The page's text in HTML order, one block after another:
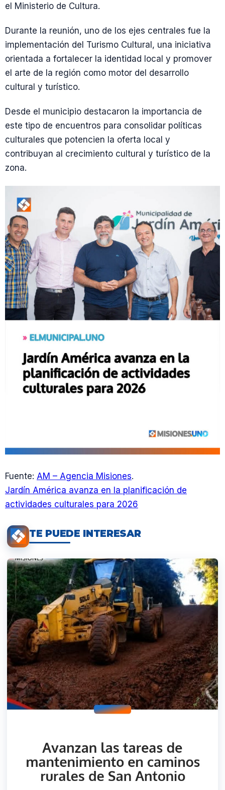
el Ministerio de Cultura.
Durante la reunión, uno de los ejes centrales fue la
implementación del Turismo Cultural, una iniciativa
orientada a fortalecer la identidad local y promover
el arte de la región como motor del desarrollo
cultural y turístico.
Desde el municipio destacaron la importancia de
este tipo de encuentros para consolidar políticas
culturales que potencien la oferta local y
contribuyan al crecimiento cultural y turístico de la
zona.
Fuente: AM – Agencia Misiones.
Jardín América avanza en la planificación de
actividades culturales para 2026
TE PUEDE INTERESAR